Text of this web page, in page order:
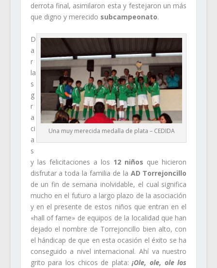
derrota final, asimilaron esta y festejaron un más
que digno y merecido subcampeonato.
Una muy merecida medalla de plata – CEDIDA
D
a
r
la
s
g
r
a
ci
a
s
y las felicitaciones a los 12 niños que hicieron
disfrutar a toda la familia de la AD Torrejoncillo
de un fin de semana inolvidable, el cual significa
mucho en el futuro a largo plazo de la asociación
y en el presente de estos niños que entran en el
«hall of fame» de equipos de la localidad que han
dejado el nombre de Torrejoncillo bien alto, con
el hándicap de que en esta ocasión el éxito se ha
conseguido a nivel internacional. Ahí va nuestro
grito para los chicos de plata:¡Ole, ole, ole los